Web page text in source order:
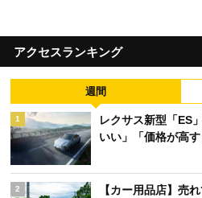
アクセスランキング
週間
1
レクサス新型「ES
いい」「価格が高
2
【カー用品店】売